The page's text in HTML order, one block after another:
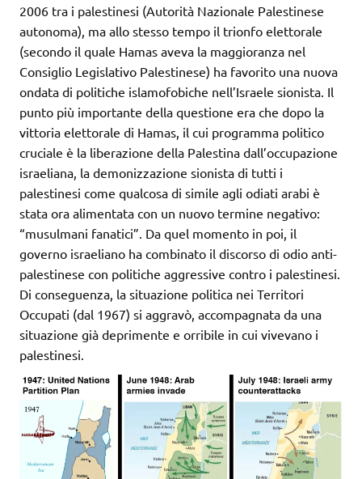
2006 tra i palestinesi (Autorità Nazionale Palestinese
autonoma), ma allo stesso tempo il trionfo elettorale
(secondo il quale Hamas aveva la maggioranza nel
Consiglio Legislativo Palestinese) ha favorito una nuova
ondata di politiche islamofobiche nell’Israele sionista. Il
punto più importante della questione era che dopo la
vittoria elettorale di Hamas, il cui programma politico
cruciale è la liberazione della Palestina dall’occupazione
israeliana, la demonizzazione sionista di tutti i
palestinesi come qualcosa di simile agli odiati arabi è
stata ora alimentata con un nuovo termine negativo:
“musulmani fanatici”. Da quel momento in poi, il
governo israeliano ha combinato il discorso di odio anti-
palestinese con politiche aggressive contro i palestinesi.
Di conseguenza, la situazione politica nei Territori
Occupati (dal 1967) si aggravò, accompagnata da una
situazione già deprimente e orribile in cui vivevano i
palestinesi.